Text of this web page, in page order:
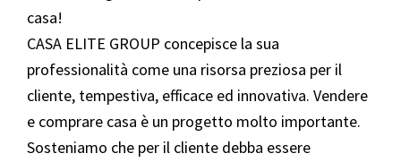
casa!
CASA ELITE GROUP concepisce la sua
professionalità come una risorsa preziosa per il
cliente, tempestiva, efficace ed innovativa. Vendere
e comprare casa è un progetto molto importante.
Sosteniamo che per il cliente debba essere